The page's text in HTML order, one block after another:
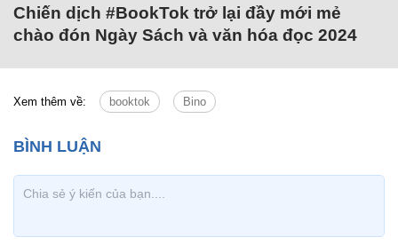
Chiến dịch #BookTok trở lại đầy mới mẻ
chào đón Ngày Sách và văn hóa đọc 2024
Xem thêm về: booktok Bino